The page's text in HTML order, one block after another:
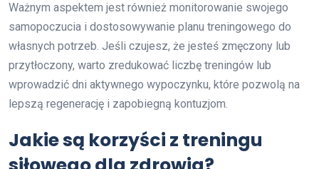
Ważnym aspektem jest również monitorowanie swojego
samopoczucia i dostosowywanie planu treningowego do
własnych potrzeb. Jeśli czujesz, że jesteś zmęczony lub
przytłoczony, warto zredukować liczbę treningów lub
wprowadzić dni aktywnego wypoczynku, które pozwolą na
lepszą regenerację i zapobiegną kontuzjom.
Jakie są korzyści z treningu